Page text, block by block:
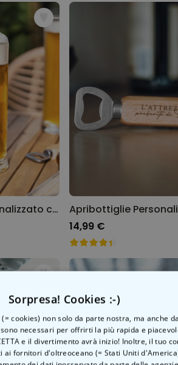
Bicchiere Birra Personalizzato con Nome
14,99 €
Sorpresa! Cookies :-)
cookies) non solo da parte nostra, ma anche
necessari per offrirti la più rapida e
e il divertimento avrà inizio! Inoltre, il tuo
ai fornitori d'oltreoceano (= Stati Uniti